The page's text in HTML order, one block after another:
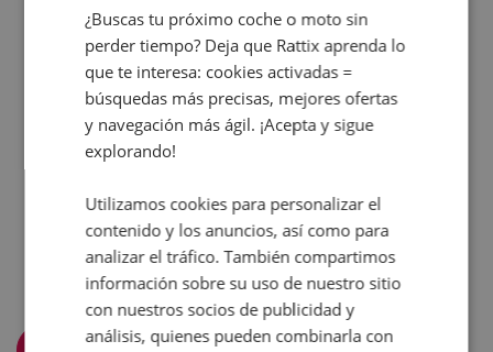
¿Buscas tu próximo coche o moto sin
perder tiempo? Deja que Rattix aprenda lo
que te interesa: cookies activadas =
búsquedas más precisas, mejores ofertas
y navegación más ágil. ¡Acepta y sigue
explorando!
Utilizamos cookies para personalizar el
contenido y los anuncios, así como para
analizar el tráfico. También compartimos
información sobre su uso de nuestro sitio
con nuestros socios de publicidad y
análisis, quienes pueden combinarla con